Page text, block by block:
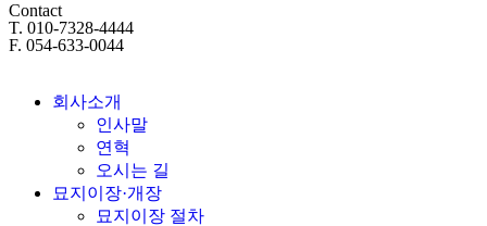
Contact
T. 010-7328-4444
F. 054-633-0044
회사소개
인사말
연혁
오시는 길
묘지이장·개장
묘지이장 절차